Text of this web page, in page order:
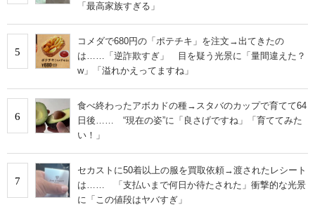
「最高家族すぎる」
5
コメダで680円の「ポテチキ」を注文→出てきたの
は……「逆詐欺すぎ」 目を疑う光景に「量間違えた？
w」「溢れかえってますね」
6
食べ終わったアボカドの種→スタバのカップで育てて64
日後…… “現在の姿”に「良さげですね」「育ててみた
い！」
7
セカストに50着以上の服を買取依頼→渡されたレシート
は…… 「支払いまで何日か待たされた」衝撃的な光景
に「この値段はヤバすぎ」